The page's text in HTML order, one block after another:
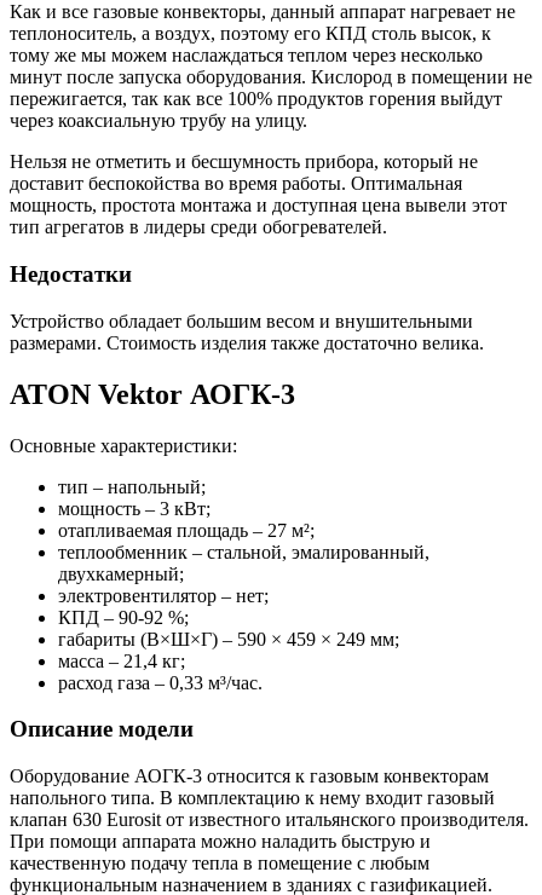
Как и все газовые конвекторы, данный аппарат нагревает не
теплоноситель, а воздух, поэтому его КПД столь высок, к
тому же мы можем наслаждаться теплом через несколько
минут после запуска оборудования. Кислород в помещении не
пережигается, так как все 100% продуктов горения выйдут
через коаксиальную трубу на улицу.
Нельзя не отметить и бесшумность прибора, который не
доставит беспокойства во время работы. Оптимальная
мощность, простота монтажа и доступная цена вывели этот
тип агрегатов в лидеры среди обогревателей.
Недостатки
Устройство обладает большим весом и внушительными
размерами. Стоимость изделия также достаточно велика.
ATON Vektor АОГК-3
Основные характеристики:
тип – напольный;
мощность – 3 кВт;
отапливаемая площадь – 27 м²;
теплообменник – стальной, эмалированный,
двухкамерный;
электровентилятор – нет;
КПД – 90-92 %;
габариты (В×Ш×Г) – 590 × 459 × 249 мм;
масса – 21,4 кг;
расход газа – 0,33 м³/час.
Описание модели
Оборудование АОГК-3 относится к газовым конвекторам
напольного типа. В комплектацию к нему входит газовый
клапан 630 Eurosit от известного итальянского производителя.
При помощи аппарата можно наладить быструю и
качественную подачу тепла в помещение с любым
функциональным назначением в зданиях с газификацией.